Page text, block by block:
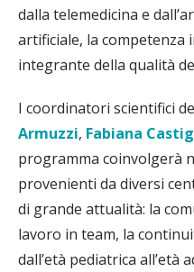
dalla telemedicina e
artificiale, la
integrante della qualità
I coordinatori scientifici
Armuzzi, Fabiana
programma coinvolgerà
provenienti da diversi
di grande attualità: la
lavoro in team, la
dall’età pediatrica all’età